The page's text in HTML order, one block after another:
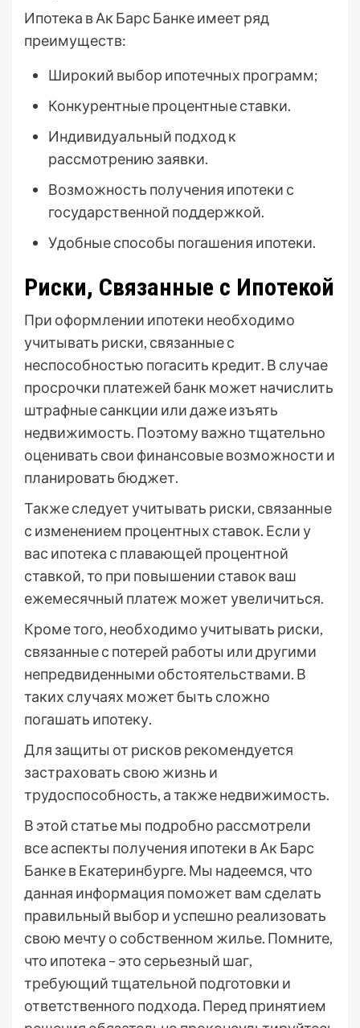
Ипотека в Ак Барс Банке имеет ряд
преимуществ:
Широкий выбор ипотечных программ;
Конкурентные процентные ставки.
Индивидуальный подход к
рассмотрению заявки.
Возможность получения ипотеки с
государственной поддержкой.
Удобные способы погашения ипотеки.
Риски, Связанные с Ипотекой
При оформлении ипотеки необходимо
учитывать риски, связанные с
неспособностью погасить кредит. В случае
просрочки платежей банк может начислить
штрафные санкции или даже изъять
недвижимость. Поэтому важно тщательно
оценивать свои финансовые возможности и
планировать бюджет.
Также следует учитывать риски, связанные
с изменением процентных ставок. Если у
вас ипотека с плавающей процентной
ставкой, то при повышении ставок ваш
ежемесячный платеж может увеличиться.
Кроме того, необходимо учитывать риски,
связанные с потерей работы или другими
непредвиденными обстоятельствами. В
таких случаях может быть сложно
погашать ипотеку.
Для защиты от рисков рекомендуется
застраховать свою жизнь и
трудоспособность, а также недвижимость.
В этой статье мы подробно рассмотрели
все аспекты получения ипотеки в Ак Барс
Банке в Екатеринбурге. Мы надеемся, что
данная информация поможет вам сделать
правильный выбор и успешно реализовать
свою мечту о собственном жилье. Помните,
что ипотека – это серьезный шаг,
требующий тщательной подготовки и
ответственного подхода. Перед принятием